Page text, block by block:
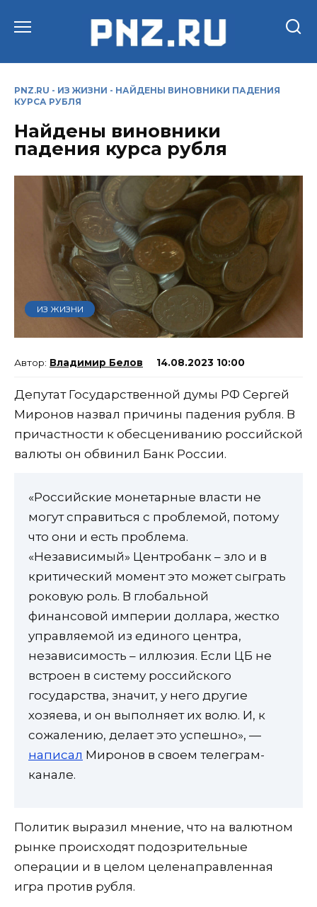
PNZ.RU - ИЗ ЖИЗНИ - НАЙДЕНЫ ВИНОВНИКИ ПАДЕНИЯ
КУРСА РУБЛЯ
Найдены виновники
падения курса рубля
ИЗ ЖИЗНИ
Владимир Белов 14.08.2023 10:00
Депутат Государственной думы РФ Сергей
Миронов назвал причины падения рубля. В
причастности к обесцениванию российской
валюты он обвинил Банк России.
«Российские монетарные власти не
могут справиться с проблемой, потому
что они и есть проблема.
«Независимый» Центробанк – зло и в
критический момент это может сыграть
роковую роль. В глобальной
финансовой империи доллара, жестко
управляемой из единого центра,
независимость – иллюзия. Если ЦБ не
встроен в систему российского
государства, значит, у него другие
хозяева, и он выполняет их волю. И, к
сожалению, делает это успешно», —
написал Миронов в своем телеграм-
канале.
Политик выразил мнение, что на валютном
рынке происходят подозрительные
операции и в целом целенаправленная
игра против рубля.